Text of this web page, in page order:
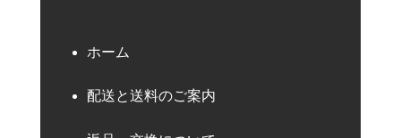
ホーム
配送と送料のご案内